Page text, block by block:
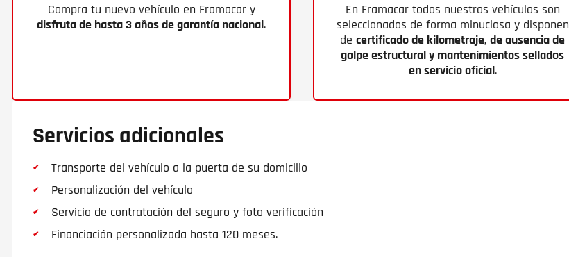
Compra tu nuevo vehículo en Framacar y
disfruta de hasta 3 años de garantía nacional.
En Framacar todos nuestros vehículos son
seleccionados de forma minuciosa y disponen
de certificado de kilometraje, de ausencia de
golpe estructural y mantenimientos sellados
en servicio oficial.
Servicios adicionales
Transporte del vehículo a la puerta de su domicilio
Personalización del vehículo
Servicio de contratación del seguro y foto verificación
Financiación personalizada hasta 120 meses.